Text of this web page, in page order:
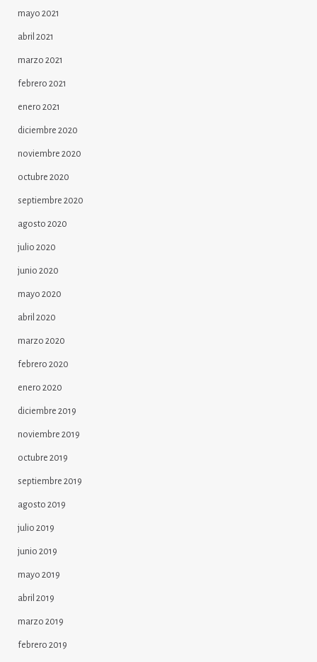
mayo 2021
abril 2021
marzo 2021
febrero 2021
enero 2021
diciembre 2020
noviembre 2020
octubre 2020
septiembre 2020
agosto 2020
julio 2020
junio 2020
mayo 2020
abril 2020
marzo 2020
febrero 2020
enero 2020
diciembre 2019
noviembre 2019
octubre 2019
septiembre 2019
agosto 2019
julio 2019
junio 2019
mayo 2019
abril 2019
marzo 2019
febrero 2019